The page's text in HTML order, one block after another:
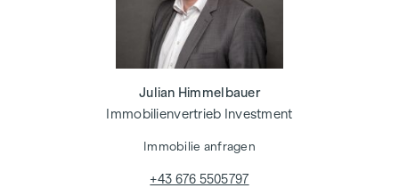
Julian Himmelbauer
Immobilienvertrieb Investment
Immobilie anfragen
+43 676 5505797